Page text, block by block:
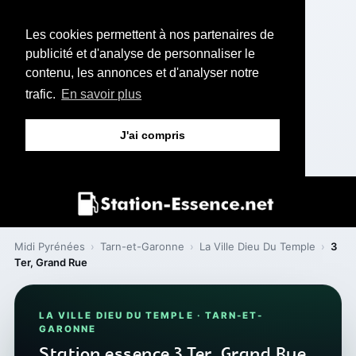
Les cookies permettent à nos partenaires de
publicité et d'analyse de personnaliser le
contenu, les annonces et d'analyser notre
trafic. En savoir plus
J'ai compris
Midi Pyrénées › Tarn-et-Garonne › La Ville Dieu Du Temple › 3
Ter, Grand Rue
LA VILLE DIEU DU TEMPLE · TARN-ET-
GARONNE